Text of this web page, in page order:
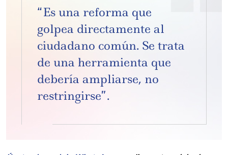
“Es una reforma que
golpea directamente al
ciudadano común. Se trata
de una herramienta que
debería ampliarse, no
restringirse”.